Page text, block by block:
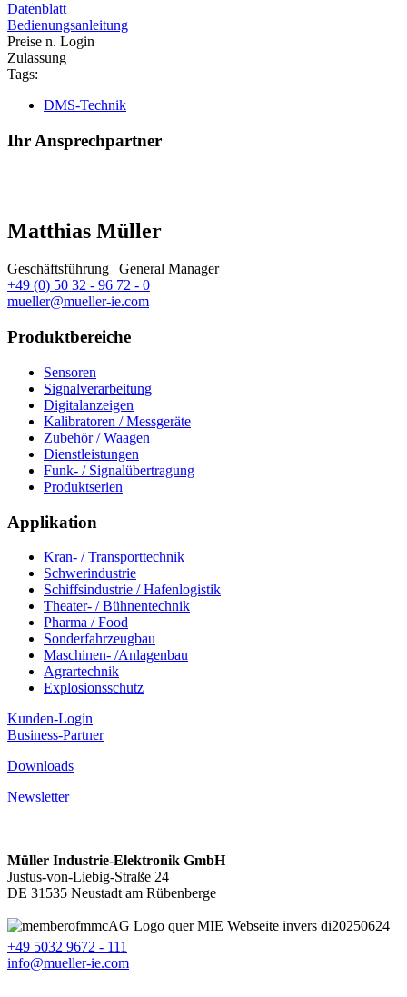
Datenblatt
Bedienungsanleitung
Preise n. Login
Zulassung
Tags:
DMS-Technik
Ihr Ansprechpartner
Matthias Müller
Geschäftsführung | General Manager
+49 (0) 50 32 - 96 72 - 0
mueller@mueller-ie.com
Produktbereiche
Sensoren
Signalverarbeitung
Digitalanzeigen
Kalibratoren / Messgeräte
Zubehör / Waagen
Dienstleistungen
Funk- / Signalübertragung
Produktserien
Applikation
Kran- / Transporttechnik
Schwerindustrie
Schiffsindustrie / Hafenlogistik
Theater- / Bühnentechnik
Pharma / Food
Sonderfahrzeugbau
Maschinen- /Anlagenbau
Agrartechnik
Explosionsschutz
Kunden-Login
Business-Partner
Downloads
Newsletter
Müller Industrie-Elektronik GmbH
Justus-von-Liebig-Straße 24
DE 31535 Neustadt am Rübenberge
+49 5032 9672 - 111
info@mueller-ie.com